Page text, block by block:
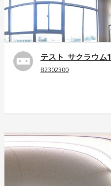
テスト_サクラウム1
B2302300